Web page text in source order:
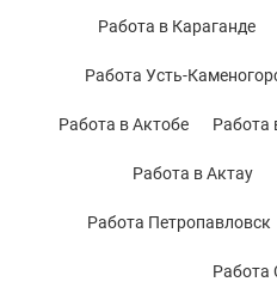
Работа в Караганде
Работа Усть-
Работа в Актобе Работа
Работа в Актау
Работа Петропавловск
Работа